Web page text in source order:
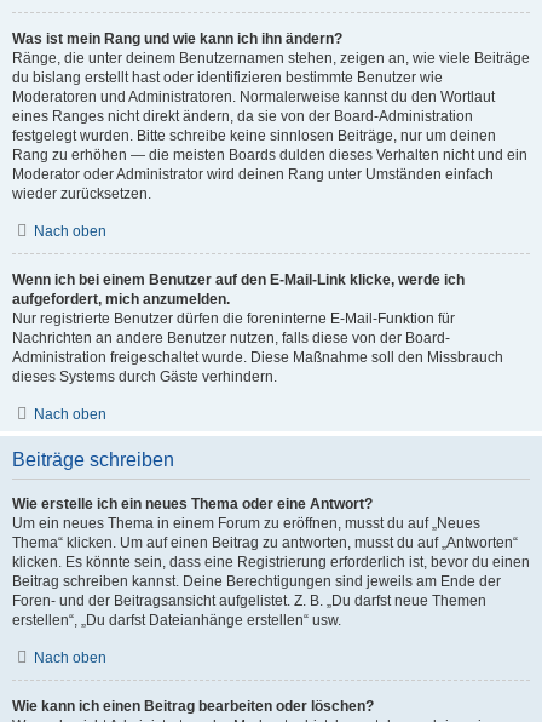
Was ist mein Rang und wie kann ich ihn ändern?
Ränge, die unter deinem Benutzernamen stehen, zeigen an, wie viele Beiträge
du bislang erstellt hast oder identifizieren bestimmte Benutzer wie
Moderatoren und Administratoren. Normalerweise kannst du den Wortlaut
eines Ranges nicht direkt ändern, da sie von der Board-Administration
festgelegt wurden. Bitte schreibe keine sinnlosen Beiträge, nur um deinen
Rang zu erhöhen — die meisten Boards dulden dieses Verhalten nicht und ein
Moderator oder Administrator wird deinen Rang unter Umständen einfach
wieder zurücksetzen.
Nach oben
Wenn ich bei einem Benutzer auf den E-Mail-Link klicke, werde ich
aufgefordert, mich anzumelden.
Nur registrierte Benutzer dürfen die foreninterne E-Mail-Funktion für
Nachrichten an andere Benutzer nutzen, falls diese von der Board-
Administration freigeschaltet wurde. Diese Maßnahme soll den Missbrauch
dieses Systems durch Gäste verhindern.
Nach oben
Beiträge schreiben
Wie erstelle ich ein neues Thema oder eine Antwort?
Um ein neues Thema in einem Forum zu eröffnen, musst du auf „Neues
Thema“ klicken. Um auf einen Beitrag zu antworten, musst du auf „Antworten“
klicken. Es könnte sein, dass eine Registrierung erforderlich ist, bevor du einen
Beitrag schreiben kannst. Deine Berechtigungen sind jeweils am Ende der
Foren- und der Beitragsansicht aufgelistet. Z. B. „Du darfst neue Themen
erstellen“, „Du darfst Dateianhänge erstellen“ usw.
Nach oben
Wie kann ich einen Beitrag bearbeiten oder löschen?